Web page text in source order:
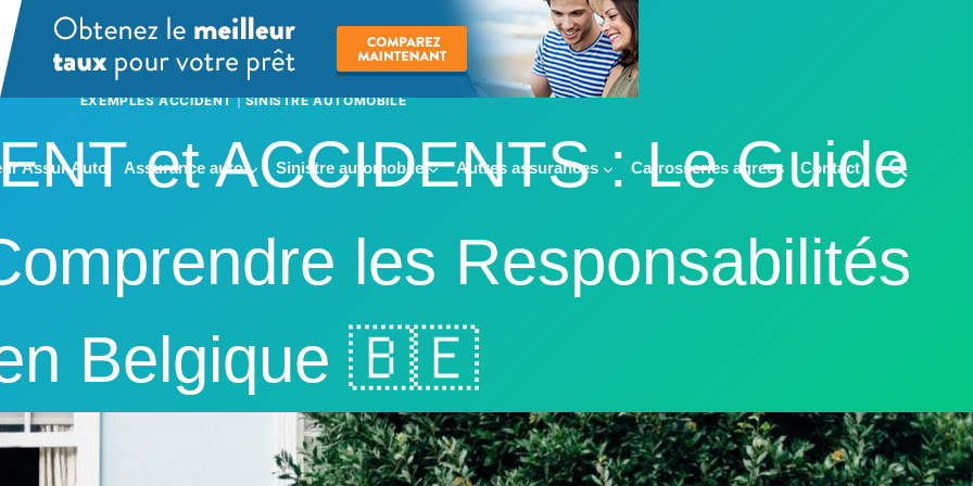
Assur Auto Assurance auto Sinistre automobile Autres assurances Carrosseries agrees Contact
EXEMPLES ACCIDENT|SINISTRE AUTOMOBILE
et ACCIDENTS : Le Guide
les Responsabilités
Belgique 🇧🇪